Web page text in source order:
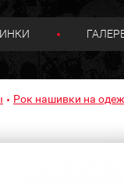
Рок нашивки на